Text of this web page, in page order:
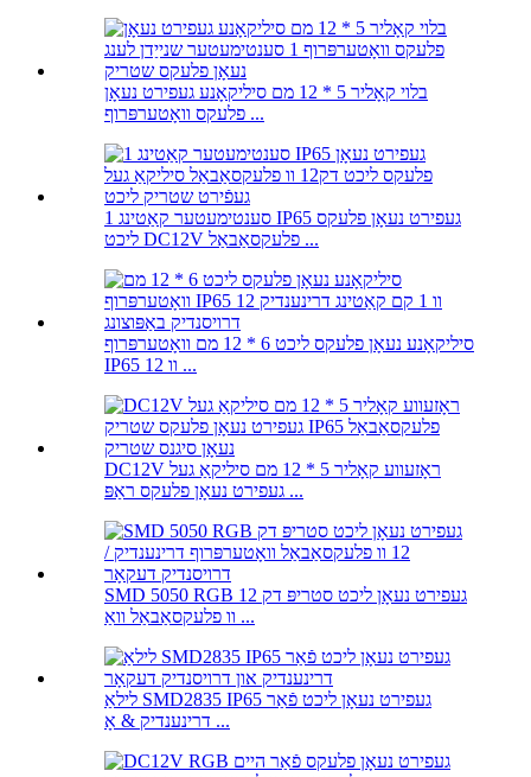
בלוי קאָליר 5 * 12 מם סיליקאָנע געפירט נעאָן
פלעקס וואָטערפּרוף ...
1 סענטימעטער קאַטינג IP65 געפירט נעאָן פלעקס
ליכט DC12V פלעקסאַבאַל ...
סיליקאָנע נעאָן פלעקס ליכט 6 * 12 מם וואָטערפּרוף
IP65 12 וו ...
DC12V ראָזעווע קאָליר 5 * 12 מם סיליקאַ געל
געפירט נעאָן פלעקס ראַפּ ...
SMD 5050 RGB געפירט נעאָן ליכט סטריפּ דק 12
וו פלעקסאַבאַל וואַ ...
לילאַ SMD2835 IP65 געפירט נעאָן ליכט פֿאַר
דרינענדיק & אָ ...